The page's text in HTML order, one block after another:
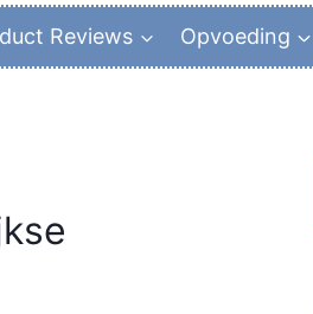
Reviews Opvoeding